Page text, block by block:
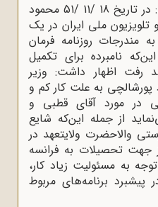
«محترماً به‌عرض می‌رساند: در تاریخ 18 /11 /51 محمود
تلویزیون ملی ایران در یک
روزنامه فرمان
دائر بر این‌که نامبرده برای تکمیل
رفت اظهار داشت: وزیر
به علت کار کم و
در مورد آقای قطبی و
از جمله این‌که شایع
والاحضرت ولایتعهد در
جهت تحصیلات به فرانسه
به مسئولیت زیاد کار،
پیشبرد برنامه‌های مربوط